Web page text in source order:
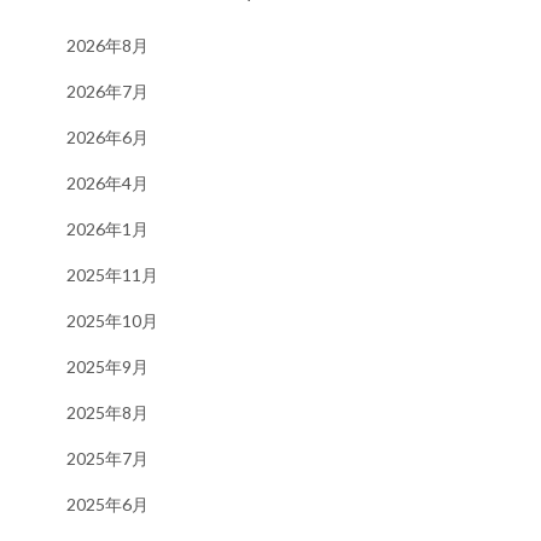
2026年8月
2026年7月
2026年6月
2026年4月
2026年1月
2025年11月
2025年10月
2025年9月
2025年8月
2025年7月
2025年6月